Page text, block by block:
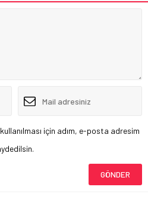
için adım, e-posta adresim